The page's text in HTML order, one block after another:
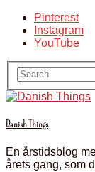
Pinterest
Instagram
YouTube
Danish Things
En årstidsblog
årets gang, som